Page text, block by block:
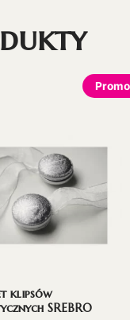
klipsów
SREBRO